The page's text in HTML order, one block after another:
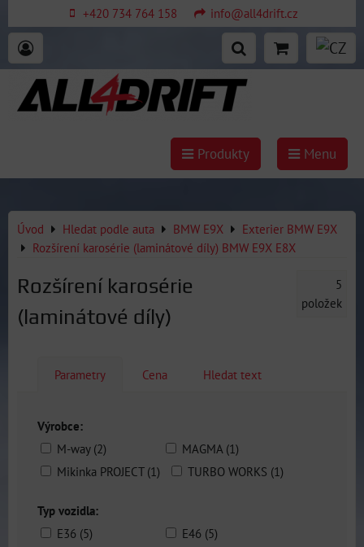
+420 734 764 158 info@all4drift.cz
Produkty Menu
Úvod Hledat podle auta BMW E9X
Exterier BMW E9X
Rozšírení karosérie (laminátové díly) BMW E9X E8X
Rozšírení karosérie
(laminátové díly)
5
položek
Parametry Cena Hledat text
Výrobce:
M-way (2)
MAGMA (1)
Mikinka PROJECT (1)
TURBO WORKS (1)
Typ vozidla:
E36 (5)
E46 (5)